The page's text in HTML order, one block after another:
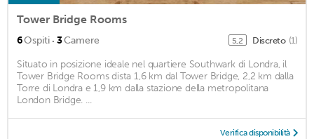
Tower Bridge Rooms
6Ospiti · 3Camere 5,2 Discreto (1)
Situato in posizione ideale nel quartiere Southwark di Londra, il
Tower Bridge Rooms dista 1,6 km dal Tower Bridge, 2,2 km dalla
Torre di Londra e 1,9 km dalla stazione della metropolitana
London Bridge. ...
Verifica disponibilità